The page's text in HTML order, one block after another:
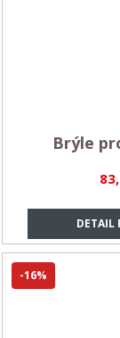
DETAIL
Brýle
-16%